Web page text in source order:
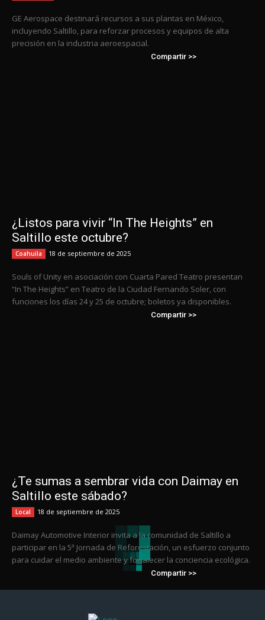
GE Aerospace destinará recursos a sus plantas en México,
incluyendo Saltillo, para reforzar procesos y equipos de alta
precisión en la industria aeroespacial.
Compartir >>
¿Listos para vivir “In The Heights” en
Saltillo este octubre?
Coahuila 18 de septiembre de 2025
Souls of Unity en asociación con Cuarta Pared Teatro presentan
“In The Heights” en Teatro de la Ciudad Fernando Soler, con
funciones los días 24 y 25 de octubre; boletos ya disponibles.
Compartir >>
¿Te sumas a sembrar vida con Daimay en
Saltillo este sábado?
Local 18 de septiembre de 2025
Daimay Automotive Interior invita a la comunidad de Saltillo a
participar en la 5ª Jornada de Reforestación, un esfuerzo conjunto
para cuidar el medio ambiente y fortalecer la conciencia ecológica.
Compartir >>